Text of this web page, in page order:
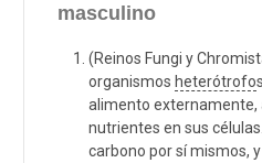
masculino
(Reinos Fungi y
organismos heterótrofo
alimento externamente,
nutrientes en sus
carbono por sí mismos,